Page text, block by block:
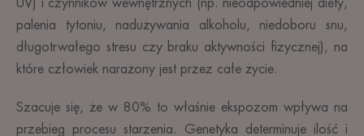
UV) i czynników wewnętrznych (np. nieodpowiedniej diety,
palenia tytoniu, nadużywania alkoholu, niedoboru snu,
długotrwałego stresu czy braku aktywności fizycznej), na
które człowiek narażony jest przez całe życie.
Szacuje się, że w 80% to właśnie ekspozom wpływa na
przebieg procesu starzenia. Genetyka determinuje ilość i